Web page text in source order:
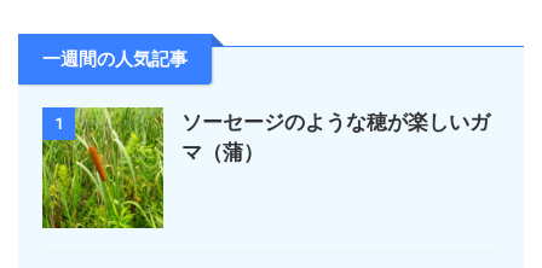
一週間の人気記事
1
ソーセージのような穂が楽しいガ
マ（蒲）